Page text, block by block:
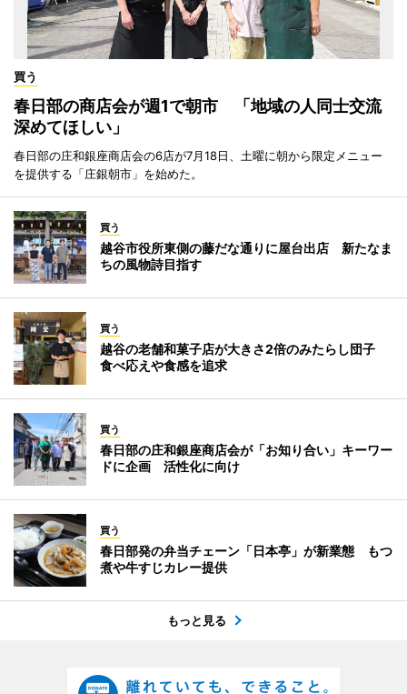
買う
春日部の商店会が週1で朝市 「地域の人同士交流
深めてほしい」
春日部の庄和銀座商店会の6店が7月18日、土曜に朝から限定メニュー
を提供する「庄銀朝市」を始めた。
買う
越谷市役所東側の藤だな通りに屋台出店 新たなま
ちの風物詩目指す
買う
越谷の老舗和菓子店が大きさ2倍のみたらし団子
食べ応えや食感を追求
買う
春日部の庄和銀座商店会が「お知り合い」キーワー
ドに企画 活性化に向け
買う
春日部発の弁当チェーン「日本亭」が新業態 もつ
煮や牛すじカレー提供
もっと見る